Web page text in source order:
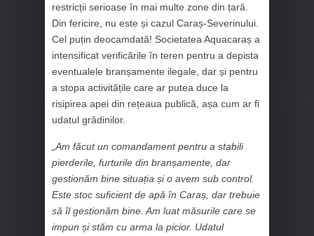
restricții serioase în mai multe zone din țară.
Din fericire, nu este și cazul Caraș-Severinului.
Cel puțin deocamdată! Societatea Aquacaraș a
intensificat verificările în teren pentru a depista
eventualele branșamente ilegale, dar și pentru
a stopa activitățile care ar putea duce la
risipirea apei din rețeaua publică, așa cum ar fi
udatul grădinilor.
„Am făcut un comandament pentru a stabili
pierderile, furturile din branșamente, dar
gestionăm bine situația și o avem sub control.
Este stoc suficient de apă în Caraș, dar trebuie
să îl gestionăm bine. Am luat măsurile care se
impun și stăm cu arma la picior. Udatul